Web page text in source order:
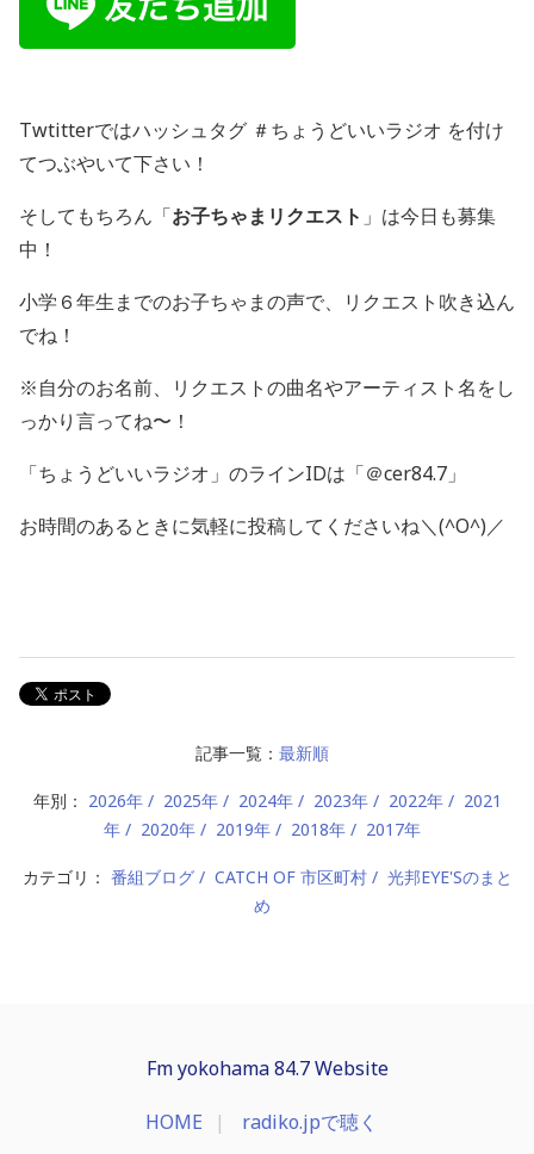
Twtitterではハッシュタグ ＃ちょうどいいラジオ を付け
てつぶやいて下さい！
そしてもちろん「お子ちゃまリクエスト 」は今日も募集
中！
小学６年生までのお子ちゃまの声で、リクエスト吹き込ん
でね！
※自分のお名前、リクエストの曲名やアーティスト名をし
っかり言ってね〜！
「ちょうどいいラジオ」のラインIDは「＠cer84.7」
お時間のあるときに気軽に投稿してくださいね＼(^O^)／
記事一覧： 最新順
年別： 2026年 2025年 2024年 2023年 2022年
2021
年
2020年 2019年 2018年 2017年
カテゴリ： 番組ブログ CATCH OF 市区町村
光邦EYE'Sのまと
め
Fm yokohama 84.7 Website
HOME radiko.jpで聴く